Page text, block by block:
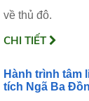
về thủ đô.
CHI TIẾT
Hành trình tâm
tích Ngã Ba